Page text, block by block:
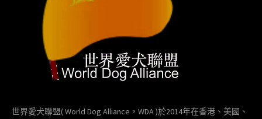
世界愛犬聯盟( World Dog Alliance，WDA )於2014年在香港、美國、